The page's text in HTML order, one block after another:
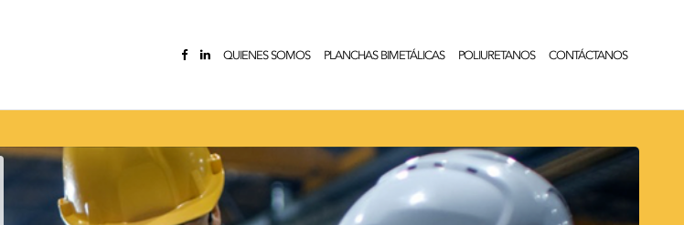
QUIENES SOMOS PLANCHAS BIMETÁLICAS POLIURETANOS CONTÁCTANOS